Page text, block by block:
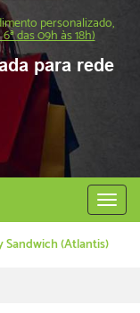
personalizado,
6ª das 09h às 18h)
para rede
Abrir
menu
Sandwich (Atlantis)